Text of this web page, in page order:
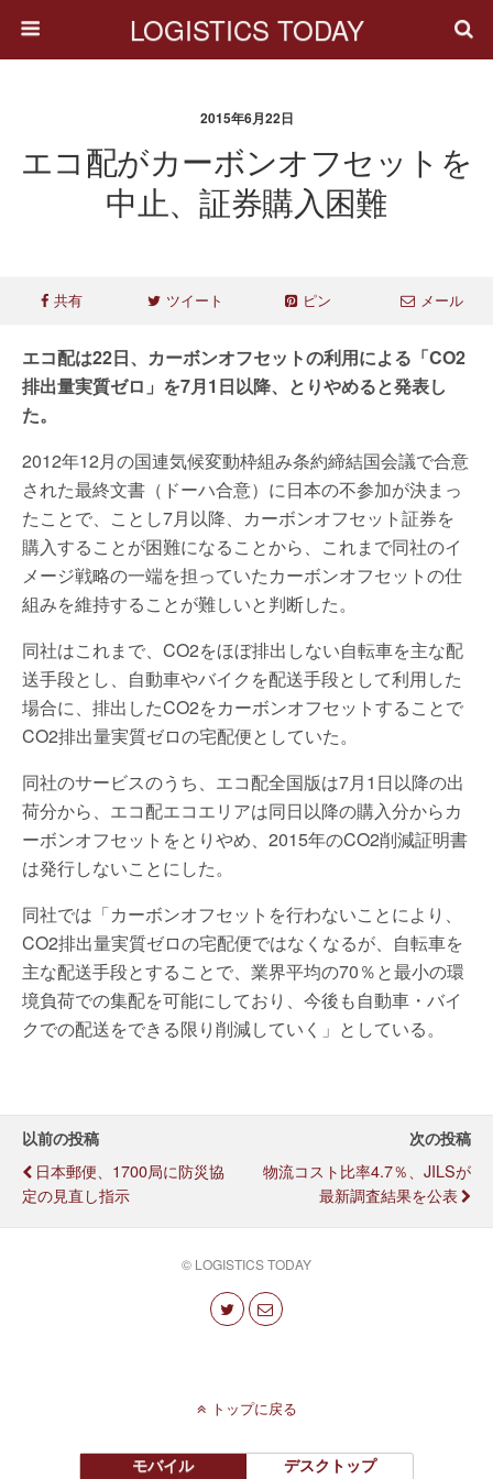
LOGISTICS TODAY
2015年6月22日
エコ配がカーボンオフセットを
中止、証券購入困難
共有 ツイート ピン メール
エコ配は22日、カーボンオフセットの利用による「CO2
排出量実質ゼロ」を7月1日以降、とりやめると発表し
た。
2012年12月の国連気候変動枠組み条約締結国会議で合意
された最終文書（ドーハ合意）に日本の不参加が決まっ
たことで、ことし7月以降、カーボンオフセット証券を
購入することが困難になることから、これまで同社のイ
メージ戦略の一端を担っていたカーボンオフセットの仕
組みを維持することが難しいと判断した。
同社はこれまで、CO2をほぼ排出しない自転車を主な配
送手段とし、自動車やバイクを配送手段として利用した
場合に、排出したCO2をカーボンオフセットすることで
CO2排出量実質ゼロの宅配便としていた。
同社のサービスのうち、エコ配全国版は7月1日以降の出
荷分から、エコ配エコエリアは同日以降の購入分からカ
ーボンオフセットをとりやめ、2015年のCO2削減証明書
は発行しないことにした。
同社では「カーボンオフセットを行わないことにより、
CO2排出量実質ゼロの宅配便ではなくなるが、自転車を
主な配送手段とすることで、業界平均の70％と最小の環
境負荷での集配を可能にしており、今後も自動車・バイ
クでの配送をできる限り削減していく」としている。
以前の投稿
日本郵便、1700局に防災協
定の見直し指示
次の投稿
物流コスト比率4.7％、JILSが
最新調査結果を公表
© LOGISTICS TODAY
トップに戻る
モバイル デスクトップ